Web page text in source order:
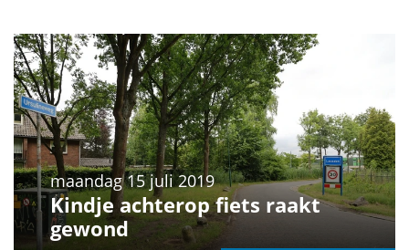
maandag 15 juli 2019
Kindje achterop fiets raakt
gewond